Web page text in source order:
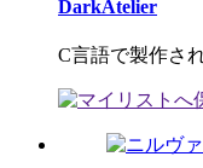
DarkAtelier
C言語で製作さ